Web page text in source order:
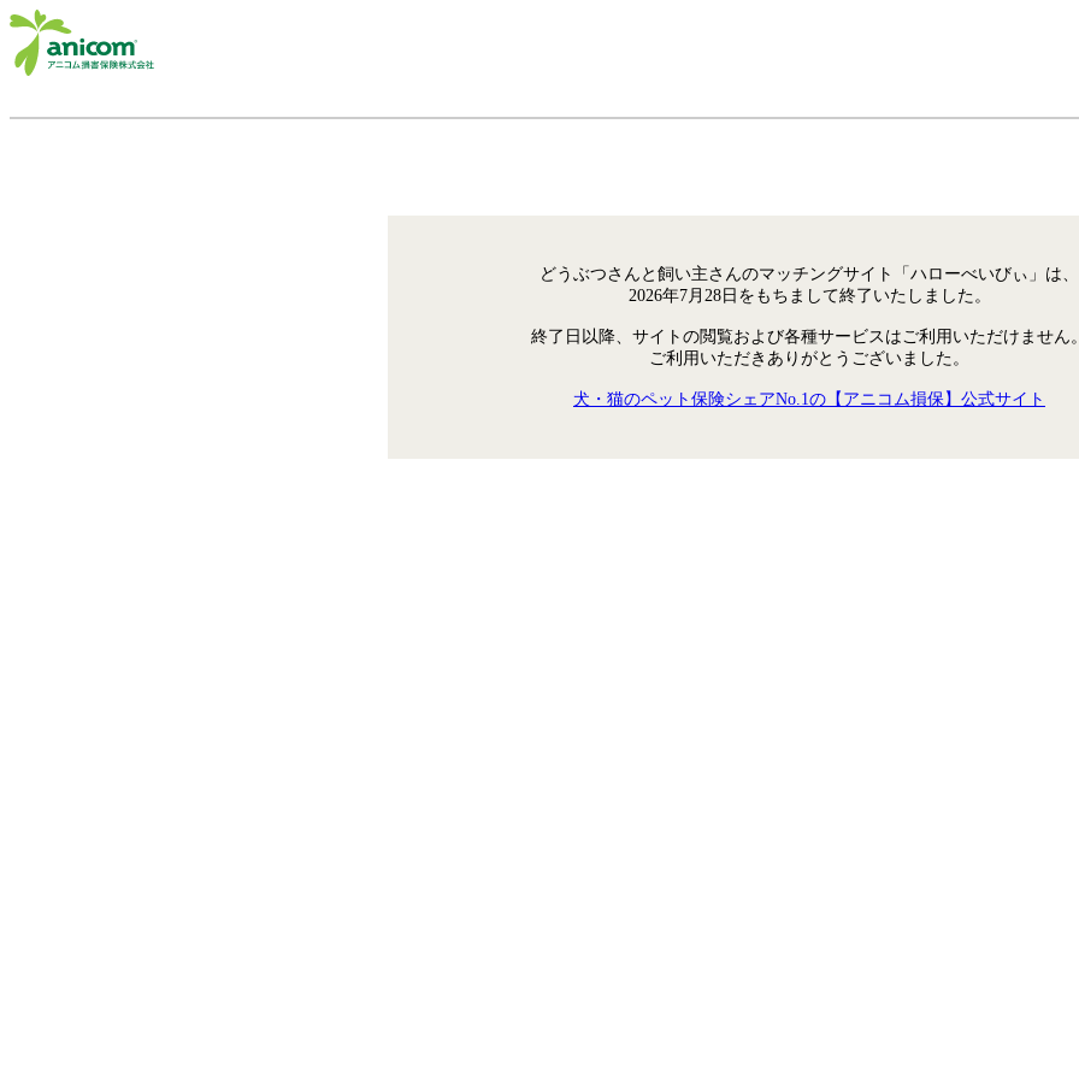
どうぶつさんと飼い主さんのマッチングサイト「ハローべいびぃ」は、
2026年7月28日をもちまして終了いたしました。
終了日以降、サイトの閲覧および各種サービスはご利用いただけません
ご利用いただきありがとうございました。
犬・猫のペット保険シェアNo.1の【アニコム損保】公式サイト